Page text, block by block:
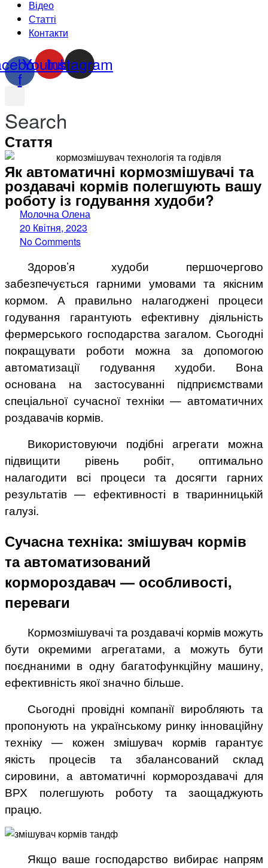
Відео
Статті
Контакти
f
Youtube
Instagram
Search
Стаття
Як автоматичні кормозмішувачі та
роздавачі кормів полегшують вашу
роботу із годування худоби?
Молочна Олена
20 Квітня, 2023
No Comments
Здоров’я худоби першочергово
забезпечується гарними умовами та якісним
кормом. А правильно налагоджені процеси
годування гарантують ефективну діяльність
фермерського господарства загалом. Сьогодні
покращувати роботи можна за допомогою
автоматизації годування худоби. Вона
основана на застосуванні підприємствами
спеціальної сучасної техніки — автоматичних
роздавачів кормів.
Використовуючи подібні агрегати можна
підвищити рівень робіт, оптимально
налагодити всі процеси та досягти гарних
результатів — ефективності в тваринницькій
галузі.
Сучасна техніка: змішувач кормів
та автоматизований
кормороздавач — особливості,
переваги
Кормозмішувачі та роздавачі кормів можуть
бути окремими агрегатами, а можуть бути
поєднаними в одну багатофункційну машину,
ефективність якої значно більше.
Сьогодні провідні компанії виробляють та
пропонують на українському ринку інноваційну
техніку — кожен змішувач кормів гарантує
якість процесів та збалансований склад
сировини, а автоматичні кормороздавачі для
ВРХ полегшують роботу та заощаджують
працю.
Якщо ваше господарство вибирає напрям